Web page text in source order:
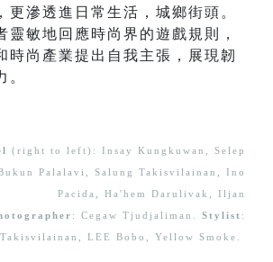
更滲透進日常生活，城鄉街頭。
靈敏地回應時尚界的遊戲規則，
時尚產業提出自我主張，展現韌
。
(right to left): Insay Kungkuwan, Selep
Palalavi, Salung Takisvilainan, Ino
Pacida, Ha'hem Darulivak, Iljan
: Cegaw Tjudjaliman. Stylist :
LEE Bobo, Yellow Smoke.